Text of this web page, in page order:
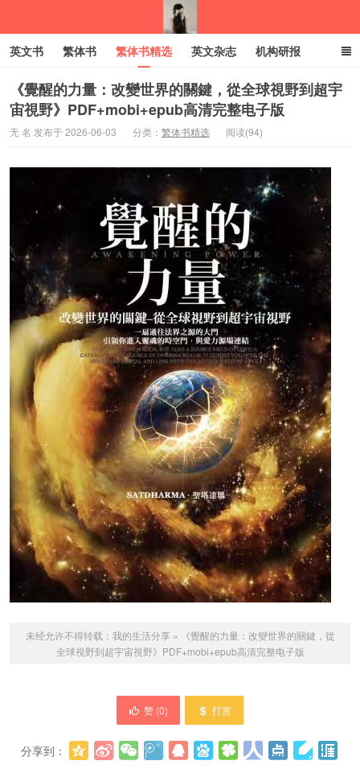
我的生活分享
英文书 繁体书 繁体书精选 英文杂志 机构研报
小语种 绝版书 彩虹亲子电子书 电子书 创业项目
《覺醒的力量：改變世界的關鍵，從全球視野到超宇
宙視野》PDF+mobi+epub高清完整电子版
无 名 发布于 2026-06-03 分类： 繁体书精选 阅读(94)
未经允许不得转载： 我的生活分享»
《覺醒的力量：改變世界的關鍵，從
全球視野到超宇宙視野》PDF+mobi+epub高清完整电子版
赞 (0) 打赏
分享到：